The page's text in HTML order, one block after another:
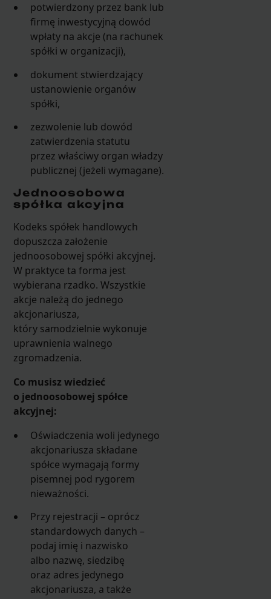
potwierdzony przez bank lub
firmę inwestycyjną dowód
wpłaty na akcje (na rachunek
spółki w organizacji),
dokument stwierdzający
ustanowienie organów
spółki,
zezwolenie lub dowód
zatwierdzenia statutu
przez właściwy organ władzy
publicznej (jeżeli wymagane).
Jednoosobowa
spółka akcyjna
Kodeks spółek handlowych
dopuszcza założenie
jednoosobowej spółki akcyjnej.
W praktyce ta forma jest
wybierana rzadko. Wszystkie
akcje należą do jednego
akcjonariusza,
który samodzielnie wykonuje
uprawnienia walnego
zgromadzenia.
Co musisz wiedzieć
o jednoosobowej spółce
akcyjnej:
Oświadczenia woli jedynego
akcjonariusza składane
spółce wymagają formy
pisemnej pod rygorem
nieważności.
Przy rejestracji – oprócz
standardowych danych –
podaj imię i nazwisko
albo nazwę, siedzibę
oraz adres jedynego
akcjonariusza, a także